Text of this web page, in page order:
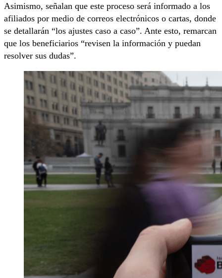
Asimismo, señalan que este proceso será informado a los
afiliados por medio de correos electrónicos o cartas, donde
se detallarán “los ajustes caso a caso”. Ante esto, remarcan
que los beneficiarios “revisen la información y puedan
resolver sus dudas”.